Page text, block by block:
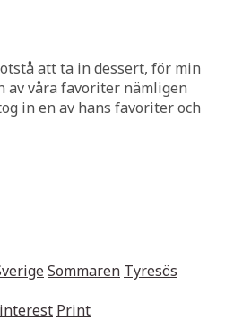
att ta in dessert, för min
av våra favoriter nämligen
in en av hans favoriter och
Sommaren Tyresös
Print